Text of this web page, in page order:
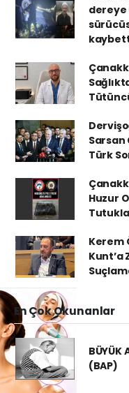
dereye
Sarsan
Türk
Huzur
Kerem
Kunt’a
En Çok Okunanlar
BÜYÜK
(BAP)